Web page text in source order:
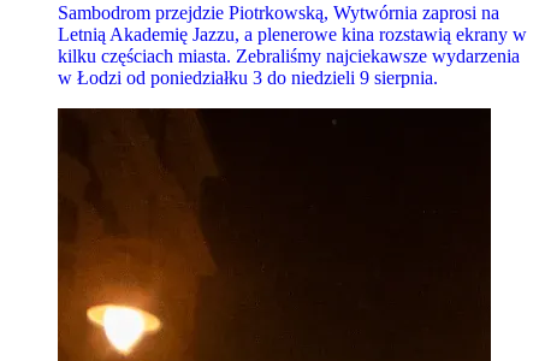
Sambodrom przejdzie Piotrkowską, Wytwórnia zaprosi na
Letnią Akademię Jazzu, a plenerowe kina rozstawią ekrany w
kilku częściach miasta. Zebraliśmy najciekawsze wydarzenia
w Łodzi od poniedziałku 3 do niedzieli 9 sierpnia.